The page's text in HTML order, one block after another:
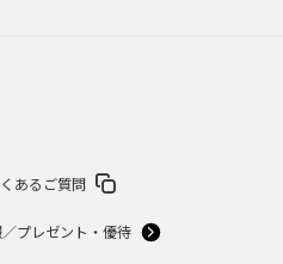
あるご質問
プレゼント・優待